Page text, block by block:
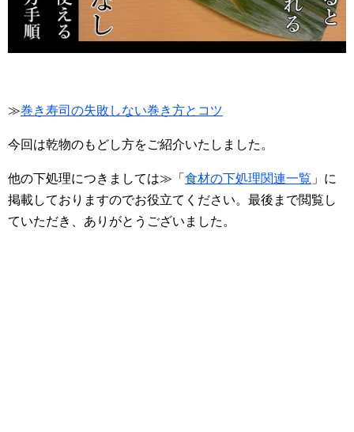
≫巻き寿司の失敗しない巻き方とコツ
今回は乾物のもどし方をご紹介いたしました。
他の下処理につきましては≫「 食材の下処理関連一覧 」に
掲載しておりますのでお役立てください。最後まで閲覧し
ていただき、ありがとうございました。